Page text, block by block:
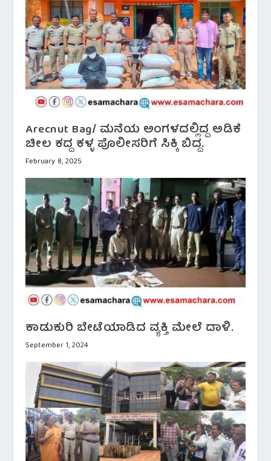
Arecnut Bag/ ಮನೆಯ ಅಂಗಳದಲ್ಲಿದ್ದ ಅಡಿಕೆ
ಚೀಲ ಕದ್ದ ಕಳ್ಳ ಪೊಲೀಸರಿಗೆ ಸಿಕ್ಕಿ ಬಿದ್ದ.
February 8, 2025
ಕಾಡುಕುರಿ ಬೇಟೆಯಾಡಿದ ವ್ಯಕ್ತಿ ಮೇಲೆ ದಾಳಿ.
September 1, 2024